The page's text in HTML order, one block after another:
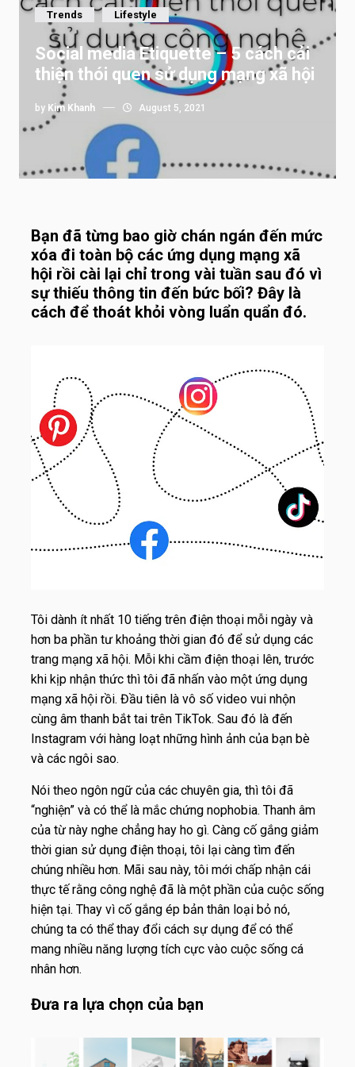
Trends Lifestyle
Social media Etiquette – 5 cách cải
thiện thói quen sử dụng mạng xã hội
by Kim Khanh August 5, 2021
Bạn đã từng bao giờ chán ngán đến mức
xóa đi toàn bộ các ứng dụng mạng xã
hội rồi cài lại chỉ trong vài tuần sau đó vì
sự thiếu thông tin đến bức bối? Đây là
cách để thoát khỏi vòng luẩn quẩn đó.
Tôi dành ít nhất 10 tiếng trên điện thoại mỗi ngày và
hơn ba phần tư khoảng thời gian đó để sử dụng các
trang mạng xã hội. Mỗi khi cầm điện thoại lên, trước
khi kịp nhận thức thì tôi đã nhấn vào một ứng dụng
mạng xã hội rồi. Đầu tiên là vô số video vui nhộn
cùng âm thanh bắt tai trên TikTok. Sau đó là đến
Instagram với hàng loạt những hình ảnh của bạn bè
và các ngôi sao.
Nói theo ngôn ngữ của các chuyên gia, thì tôi đã
“nghiện” và có thể là mắc chứng nophobia. Thanh âm
của từ này nghe chẳng hay ho gì. Càng cố gắng giảm
thời gian sử dụng điện thoại, tôi lại càng tìm đến
chúng nhiều hơn. Mãi sau này, tôi mới chấp nhận cái
thực tế rằng công nghệ đã là một phần của cuộc sống
hiện tại. Thay vì cố gắng ép bản thân loại bỏ nó,
chúng ta có thể thay đổi cách sự dụng để có thể
mang nhiều năng lượng tích cực vào cuộc sống cá
nhân hơn.
Đưa ra lựa chọn của bạn